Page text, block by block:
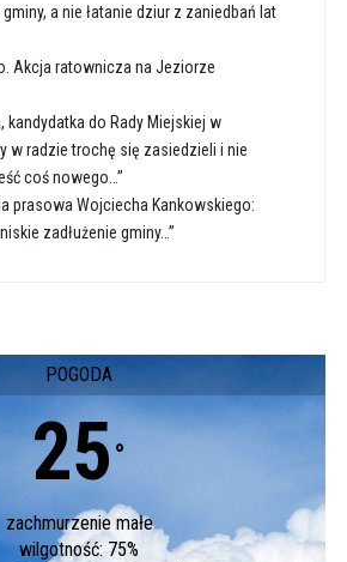
a nie łatanie dziur z zaniedbań lat
Akcja ratownicza na Jeziorze
kandydatka do Rady Miejskiej w
w radzie trochę się zasiedzieli i nie
coś nowego…”
prasowa Wojciecha Kankowskiego:
zadłużenie gminy…”
POGODA
25 °
zachmurzenie małe
wilgotność: 75%